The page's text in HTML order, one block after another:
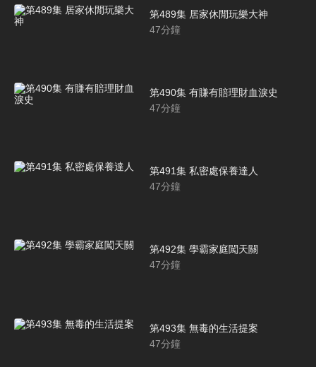
第489集 居家休閒玩樂大神
47分鐘
第490集 有賺有賠理財血淚史
47分鐘
第491集 私密處保養達人
47分鐘
第492集 學霸家庭闖天關
47分鐘
第493集 無毒的生活提案
47分鐘